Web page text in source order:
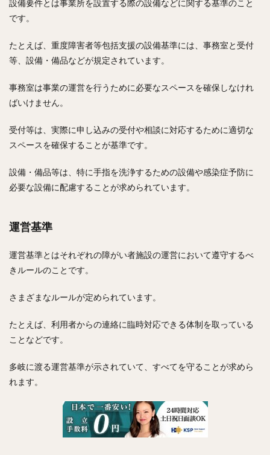
設備要件とは事業所を設置する際の設備などに関する基準のこと
です。
たとえば、重度障害者等包括支援の設備基準には、事務室と受付
等、設備・備品などが規定されています。
事務室は事業の運営を行うために必要なスペースを確保しなけれ
ばいけません。
受付等は、実際に申し込みの受付や相談に対応するために適切な
スペースを確保することが基準です。
設備・備品等は、特に手指を洗浄するための設備や感染症予防に
必要な設備に配慮することが求められています。
運営基準
運営基準とはそれぞれの障がい者施設の運営において遵守するべ
きルールのことです。
さまざまなルールが定められています。
たとえば、利用者からの連絡に臨時対応できる体制を取っている
ことなどです。
多岐に渡る運営基準が示されていて、すべてを守ることが求めら
れます。